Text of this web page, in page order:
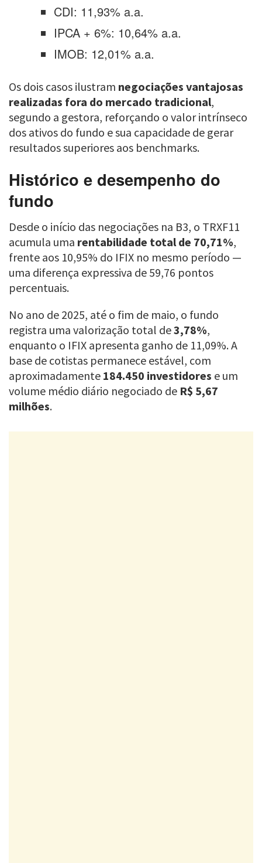
CDI: 11,93% a.a.
IPCA + 6%: 10,64% a.a.
IMOB: 12,01% a.a.
Os dois casos ilustram negociações vantajosas
realizadas fora do mercado tradicional,
segundo a gestora, reforçando o valor intrínseco
dos ativos do fundo e sua capacidade de gerar
resultados superiores aos benchmarks.
Histórico e desempenho do
fundo
Desde o início das negociações na B3, o TRXF11
acumula uma rentabilidade total de 70,71%,
frente aos 10,95% do IFIX no mesmo período —
uma diferença expressiva de 59,76 pontos
percentuais.
No ano de 2025, até o fim de maio, o fundo
registra uma valorização total de3,78%,
enquanto o IFIX apresenta ganho de 11,09%. A
base de cotistas permanece estável, com
aproximadamente 184.450 investidores e um
volume médio diário negociado de R$ 5,67
milhões.